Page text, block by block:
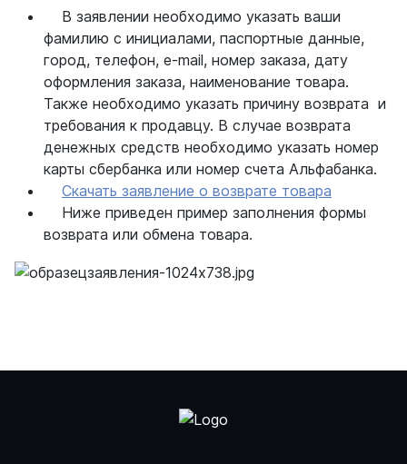
В заявлении необходимо указать ваши
фамилию с инициалами, паспортные данные,
город, телефон, e-mail, номер заказа, дату
оформления заказа, наименование товара.
Также необходимо указать причину возврата и
требования к продавцу. В случае возврата
денежных средств необходимо указать номер
карты сбербанка или номер счета Альфабанка.
Скачать заявление о возврате товара
Ниже приведен пример заполнения формы
возврата или обмена товара.